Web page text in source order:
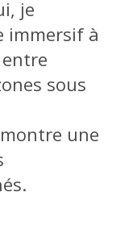
je
immersif à
sous
une